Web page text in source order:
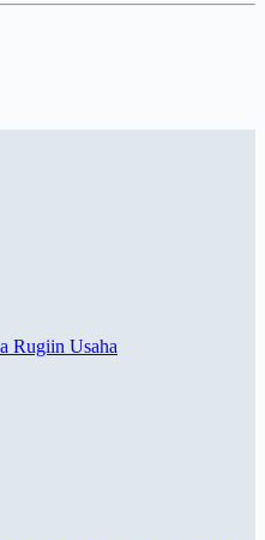
Rugiin Usaha